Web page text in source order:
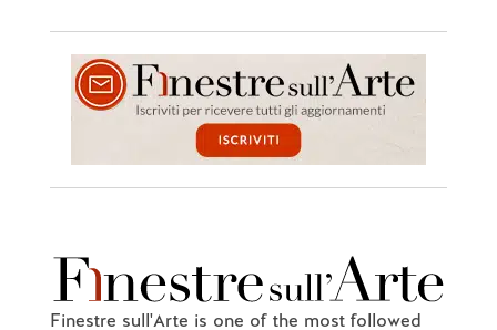
Finestre sull'Arte is one of the most followed